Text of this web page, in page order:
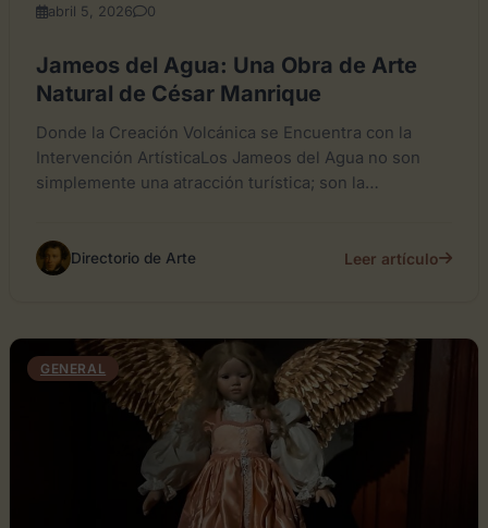
abril 5, 2026 0
Jameos del Agua: Una Obra de Arte
Natural de César Manrique
Donde la Creación Volcánica se Encuentra con la
Intervención ArtísticaLos Jameos del Agua no son
simplemente una atracción turística; son la
Directorio de Arte Leer artículo
GENERAL